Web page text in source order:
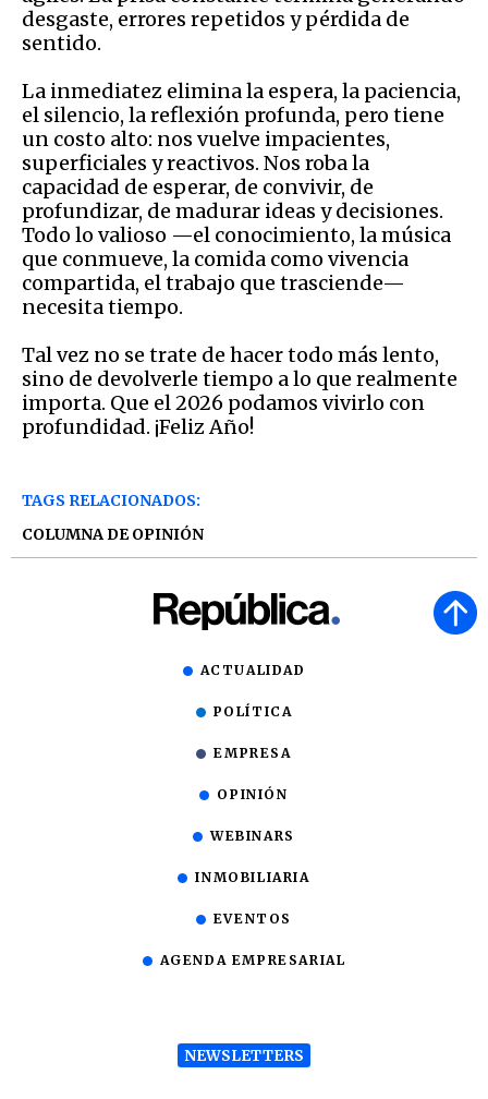
desgaste, errores repetidos y pérdida de
sentido.
La inmediatez elimina la espera, la paciencia,
el silencio, la reflexión profunda, pero tiene
un costo alto: nos vuelve impacientes,
superficiales y reactivos. Nos roba la
capacidad de esperar, de convivir, de
profundizar, de madurar ideas y decisiones.
Todo lo valioso —el conocimiento, la música
que conmueve, la comida como vivencia
compartida, el trabajo que trasciende—
necesita tiempo.
Tal vez no se trate de hacer todo más lento,
sino de devolverle tiempo a lo que realmente
importa. Que el 2026 podamos vivirlo con
profundidad. ¡Feliz Año!
TAGS RELACIONADOS:
COLUMNA DE OPINIÓN
ACTUALIDAD
POLÍTICA
EMPRESA
OPINIÓN
WEBINARS
INMOBILIARIA
EVENTOS
AGENDA EMPRESARIAL
NEWSLETTERS